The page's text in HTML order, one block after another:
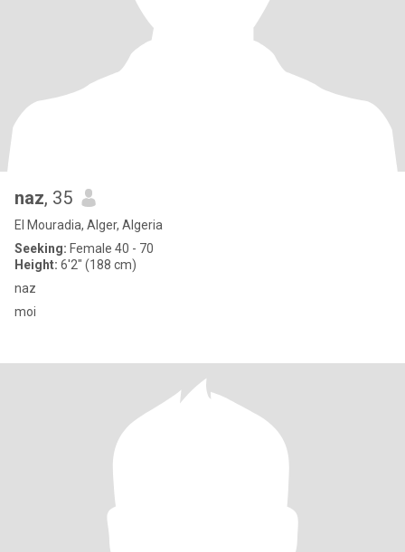
naz, 35
El Mouradia, Alger, Algeria
Seeking: Female 40 - 70
Height: 6'2" (188 cm)
naz
moi